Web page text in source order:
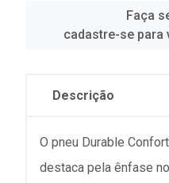
Faça
cadastre-se para
Descrição
O pneu Durable
destaca pela ênfase